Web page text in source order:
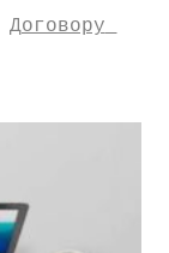
Договору